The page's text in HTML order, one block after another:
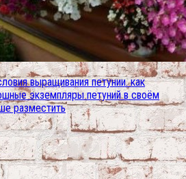
выращивания петунии. как
экземпляры петуний в своём
разместить